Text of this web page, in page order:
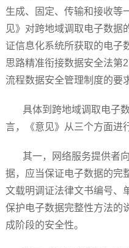
生成、固定、传输和接收等
见》对跨地域调取电子数据
证信息化系统所获取的电子
思路精准衔接数据安全法第
流程数据安全管理制度的要
具体到跨地域调取电子
言，《意见》从三个方面进
其一，网络服务提供者
据，应当保证电子数据的完
文载明调证法律文书编号、
保护电子数据完整性方法的
成阶段的安全性。